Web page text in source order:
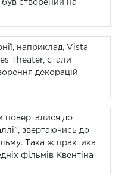
створений на
наприклад, Vista
Theater, стали
декорацій
поверталися до
звертаючись до
Така ж практика
фільмів Квентіна